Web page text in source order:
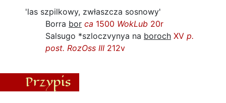
'las szpilkowy, zwłaszcza sosnowy'
Borra bor ca 1500 WokLub 20r
Salsugo *szloczvynya na boroch XV p.
post. RozOss III 212v
Przypis